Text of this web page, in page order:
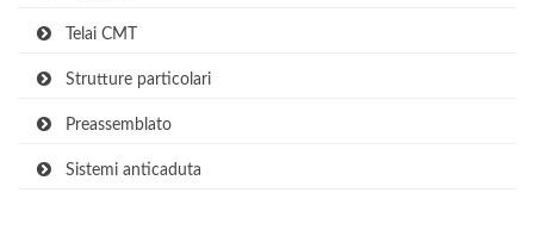
Telai CMT
Strutture particolari
Preassemblato
Sistemi anticaduta